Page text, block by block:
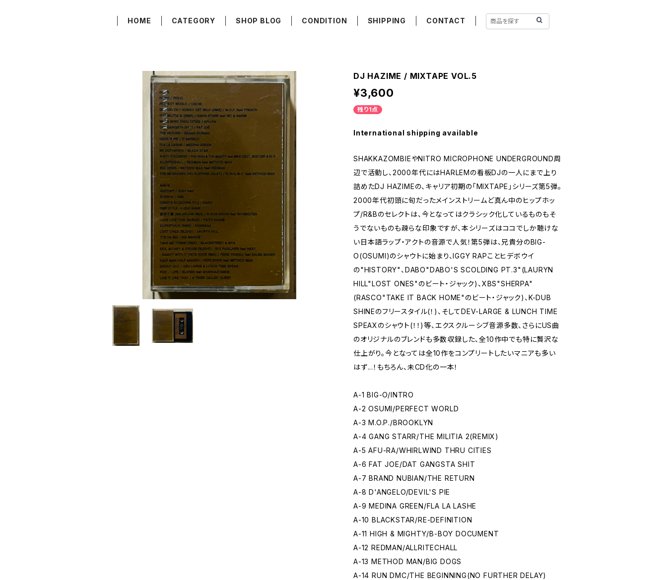
HOME CATEGORY SHOP BLOG CONDITION SHIPPING CONTACT
DJ HAZIME / MIXTAPE VOL.5
¥3,600
残り1点
International shipping available
SHAKKAZOMBIEやNITRO MICROPHONE UNDERGROUND周
辺で活動し、2000年代にはHARLEMの看板DJの一人にまで上り
詰めたDJ HAZIMEの、キャリア初期の「MIXTAPE」シリーズ第5弾。
2000年代初頭に旬だったメインストリームど真ん中のヒップホッ
プ/R&Bのセレクトは、今となってはクラシック化しているものもそ
うでないものも疎らな印象ですが、本シリーズはココでしか聴けな
い日本語ラップ・アクトの音源で人気！第5弾は、兄貴分のBIG-
O(OSUMI)のシャウトに始まり、IGGY RAPことヒデボウイ
の"HISTORY"、DABO"DABO'S SCOLDING PT.3"(LAURYN
HILL"LOST ONES"のビート・ジャック)、XBS"SHERPA"
(RASCO"TAKE IT BACK HOME"のビート・ジャック)、K-DUB
SHINEのフリースタイル(！)、そしてDEV-LARGE & LUNCH TIME
SPEAXのシャウト(！！)等、エクスクルーシブ音源多数、さらにUS曲
のオリジナルのブレンドも多数収録した、全10作中でも特に贅沢な
仕上がり。今となっては全10作をコンプリートしたいマニアも多い
はず...！もちろん、未CD化の一本！
A-1 BIG-O/INTRO
A-2 OSUMI/PERFECT WORLD
A-3 M.O.P./BROOKLYN
A-4 GANG STARR/THE MILITIA 2(REMIX)
A-5 AFU-RA/WHIRLWIND THRU CITIES
A-6 FAT JOE/DAT GANGSTA SHIT
A-7 BRAND NUBIAN/THE RETURN
A-8 D'ANGELO/DEVIL'S PIE
A-9 MEDINA GREEN/FLA LA LASHE
A-10 BLACKSTAR/RE-DEFINITION
A-11 HIGH & MIGHTY/B-BOY DOCUMENT
A-12 REDMAN/ALLRITECHALL
A-13 METHOD MAN/BIG DOGS
A-14 RUN DMC/THE BEGINNING(NO FURTHER DELAY)